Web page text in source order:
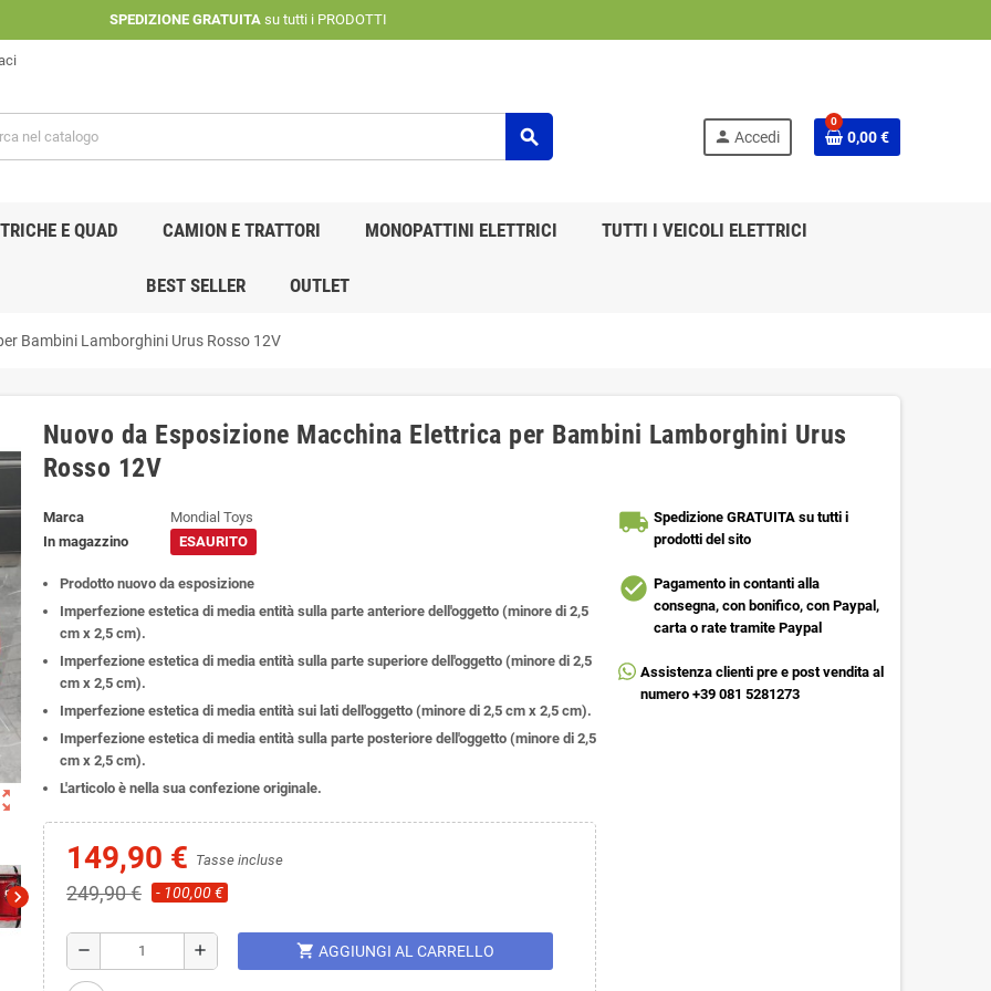
SPEDIZIONE GRATUITAsu tutti i PRODOTTI
search person Accedi
0
0,00 €
E QUAD CAMION E TRATTORI MONOPATTINI ELETTRICI TUTTI I VEICOLI ELETTRICI
BEST SELLER OUTLET
Bambini Lamborghini Urus Rosso 12V
chevron_right
Nuovo da Esposizione Macchina Elettrica per Bambini Lamborghini Urus
Rosso 12V
Marca
Mondial Toys
In magazzino
ESAURITO
Prodotto nuovo da esposizione
Imperfezione estetica di media entità sulla parte anteriore dell'oggetto (minore di 2,5
cm x 2,5 cm).
Imperfezione estetica di media entità sulla parte superiore dell'oggetto (minore di 2,5
cm x 2,5 cm).
Imperfezione estetica di media entità sui lati dell'oggetto (minore di 2,5 cm x 2,5 cm).
Imperfezione estetica di media entità sulla parte posteriore dell'oggetto (minore di 2,5
cm x 2,5 cm).
L'articolo è nella sua confezione originale.
149,90 € Tasse incluse
249,90 € - 100,00 €
remove add shopping_cart AGGIUNGI AL CARRELLO
local_shipping Spedizione GRATUITA su tutti i
prodotti del sito
check_circle Pagamento in contanti alla
consegna, con bonifico, con Paypal,
carta o rate tramite Paypal
Assistenza clienti pre e post vendita al
numero +39 081 5281273